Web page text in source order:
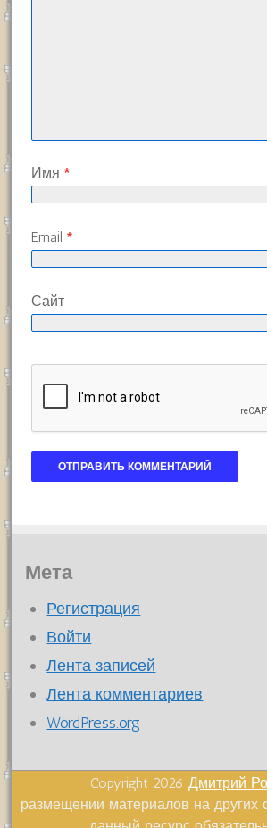
Имя *
Email *
Сайт
Мета
Регистрация
Войти
Лента записей
Лента комментариев
WordPress.org
Copyright 2026Дмитрий
размещении материалов на других